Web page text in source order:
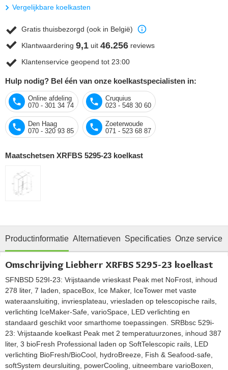
Vergelijkbare koelkasten
Gratis thuisbezorgd (ook in België)
Klantwaardering 9,1 uit 46.256 reviews
Klantenservice geopend tot 23:00
Hulp nodig? Bel één van onze koelkastspecialisten in:
Online afdeling
070 - 301 34 74
Cruquius
023 - 548 30 60
Den Haag
070 - 320 93 85
Zoeterwoude
071 - 523 68 87
Maatschetsen XRFBS 5295-23 koelkast
Productinformatie Alternatieven Specificaties Onze service
Omschrijving Liebherr XRFBS 5295-23 koelkast
SFNBSD 529I-23: Vrijstaande vrieskast Peak met NoFrost, inhoud
278 liter, 7 laden, spaceBox, Ice Maker, IceTower met vaste
wateraansluiting, invriesplateau, vriesladen op telescopische rails,
verlichting IceMaker-Safe, varioSpace, LED verlichting en
standaard geschikt voor smarthome toepassingen. SRBbsc 529i-
23: Vrijstaande koelkast Peak met 2 temperatuurzones, inhoud 387
liter, 3 bioFresh Professional laden op SoftTelescopic rails, LED
verlichting BioFresh/BioCool, hydroBreeze, Fish & Seafood-safe,
softSystem deursluiting, powerCooling, uitneembare varioBoxen,